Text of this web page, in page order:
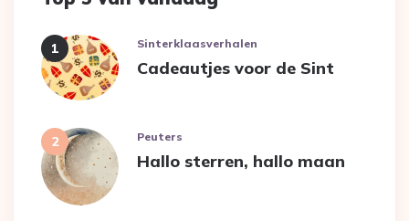
Sinterklaasverhalen
Cadeautjes voor de Sint
Peuters
Hallo sterren, hallo maan